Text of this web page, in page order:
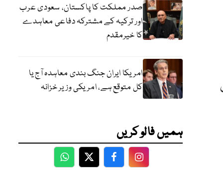
صدر مملکت کا پاکستان، سعودی عرب
اور ترکیہ کے مشترکہ دفاعی معاہدے
کا خیرمقدم
امریکا ایران جنگ بندی معاہدہ آج یا
کل متوقع ہے، امریکی وزیر خزانہ
ہمیں فالو کریں
WhatsApp
TwitterFacebookFacebook